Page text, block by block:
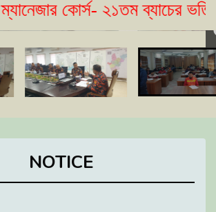
কোর্স- ২১তম ব্যাচের ভর্তি
NOTICE